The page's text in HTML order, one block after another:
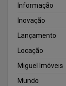
Informação
Inovação
Lançamento
Locação
Miguel Imóveis
Mundo